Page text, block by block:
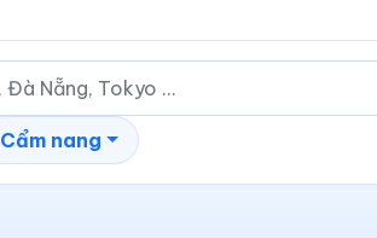
Cẩm nang